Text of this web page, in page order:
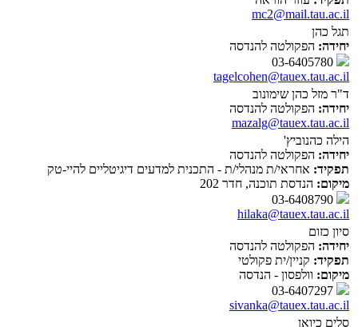
mc2@mail.tau.ac.il
תגל כהן
יחידה: הפקולטה להנדסה
tagelcohen@tauex.tau.ac.il
ד"ר מזל כהן שימונוב
יחידה: הפקולטה להנדסה
mazalg@tauex.tau.ac.il
הילה כהנוביץ'
יחידה: הפקולטה להנדסה
תפקיד: אחראי/ת מנהלי/ת - התכנית למדעים דיגיטליים להיי-טק
מיקום: הנדסת תוכנה, חדר 202
hilaka@tauex.tau.ac.il
סיון כזום
יחידה: הפקולטה להנדסה
תפקיד: קניין/ית פקולטי
מיקום: וולפסון - הנדסה
sivanka@tauex.tau.ac.il
סלים כיואן